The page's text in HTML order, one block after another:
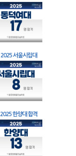
2025 서울시립대
2025 한양대 합격